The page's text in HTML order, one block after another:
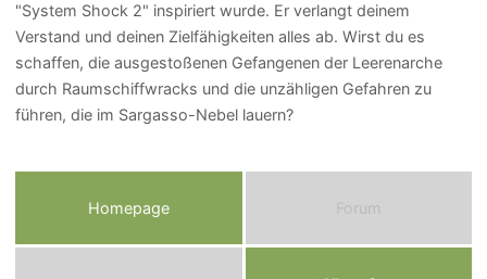
"System Shock 2" inspiriert wurde. Er verlangt deinem
Verstand und deinen Zielfähigkeiten alles ab. Wirst du es
schaffen, die ausgestoßenen Gefangenen der Leerenarche
durch Raumschiffwracks und die unzähligen Gefahren zu
führen, die im Sargasso-Nebel lauern?
Homepage Forum